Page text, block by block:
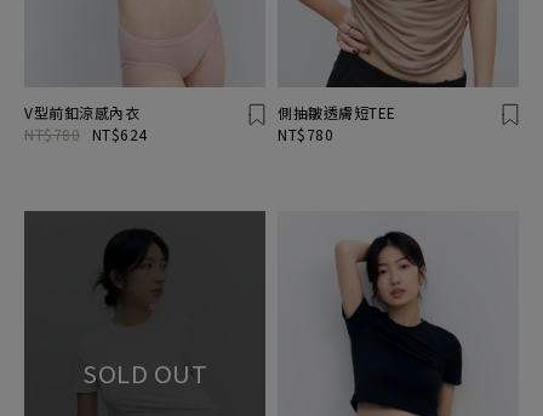
V型前釦涼感內衣
NT$780
NT$624
側抽皺透膚短TEE
NT$780